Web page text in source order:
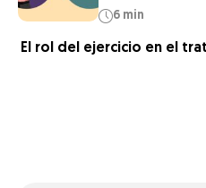
6 min
El rol del ejercicio en el